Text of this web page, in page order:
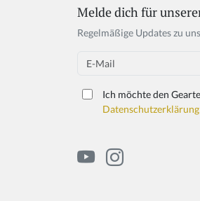
Melde dich für
Regelmäßige Updates zu
Email
Ich möchte den
Datenschutzerklärung